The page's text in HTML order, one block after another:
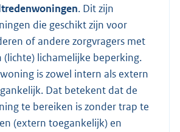
. Dit zijn
die geschikt zijn voor
of andere zorgvragers met
(lichte) lichamelijke beperking.
is zowel intern als extern
Dat betekent dat de
te bereiken is zonder trap te
(extern toegankelijk) en